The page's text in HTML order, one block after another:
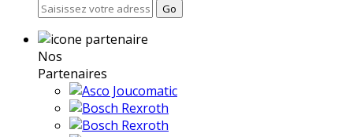
Go
Nos
Partenaires